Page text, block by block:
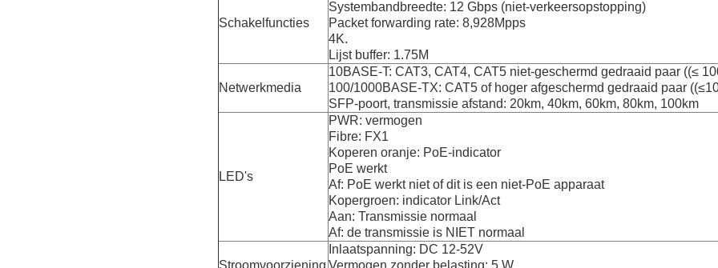
Schakelfuncties
Systembandbreedte: 12 Gbps (niet-verkeersopstopping)
Packet forwarding rate: 8,928Mpps
4K.
Lijst buffer: 1.75M
Netwerkmedia
10BASE-T: CAT3, CAT4, CAT5 niet-geschermd gedraaid paar ((≤
100/1000BASE-TX: CAT5 of hoger afgeschermd gedraaid paar
SFP-poort, transmissie afstand: 20km, 40km, 60km, 80km, 100km
LED's
PWR: vermogen
Fibre: FX1
Koperen oranje: PoE-indicator
PoE werkt
Af: PoE werkt niet of dit is een niet-PoE apparaat
Kopergroen: indicator Link/Act
Aan: Transmissie normaal
Af: de transmissie is NIET normaal
Stroomvoorziening
Inlaatspanning: DC 12-52V
Vermogen zonder belasting: 5 W